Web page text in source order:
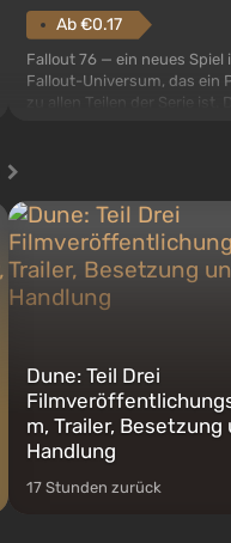
Ab €0.17
Fallout 76 — ein neues Spiel
Fallout-Universum, das ein
zu allen Teilen der Serie ist.
nach dem Abwurf von
auf Amerika geöffnet wird.
Dune: Teil Drei
m, Trailer, Besetzung
Handlung
17 Stunden zurück